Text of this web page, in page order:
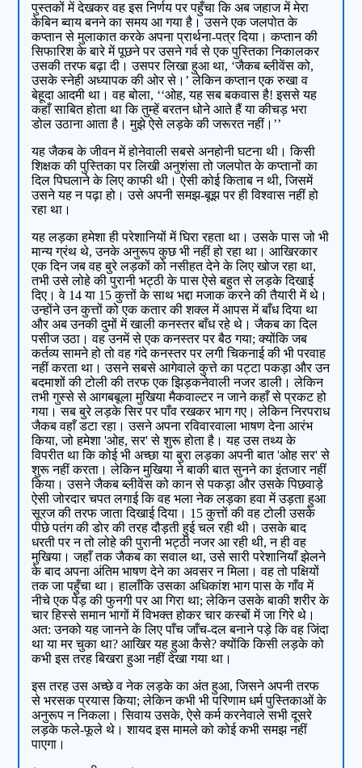
पुस्तकों में देखकर वह इस निर्णय पर पहुँचा कि अब जहाज में मेरा
केबिन ब्वाय बनने का समय आ गया है। उसने एक जलपोत के
कप्तान से मुलाकात करके अपना प्रार्थना-पत्र दिया। कप्तान की
सिफारिश के बारे में पूछने पर उसने गर्व से एक पुस्तिका निकालकर
उसकी तरफ बढ़ा दी। उसपर लिखा हुआ था, ‘जैकब ब्लीवेंस को,
उसके स्नेही अध्यापक की ओर से।’ लेकिन कप्तान एक रुखा व
बेहूदा आदमी था। वह बोला, ‘‘ओह, यह सब बकवास है! इससे यह
कहाँ साबित होता था कि तुम्हें बरतन धोने आते हैं या कीचड़ भरा
डोल उठाना आता है। मुझे ऐसे लड़के की जरूरत नहीं।’’
यह जैकब के जीवन में होनेवाली सबसे अनहोनी घटना थी। किसी
शिक्षक की पुस्तिका पर लिखी अनुशंसा तो जलपोत के कप्तानों का
दिल पिघलाने के लिए काफी थी। ऐसी कोई किताब न थी, जिसमें
उसने यह न पढ़ा हो। उसे अपनी समझ-बूझ पर ही विश्वास नहीं हो
रहा था।
यह लड़का हमेशा ही परेशानियों में घिरा रहता था। उसके पास जो भी
मान्य ग्रंथ थे, उनके अनुरूप कुछ भी नहीं हो रहा था। आखिरकार
एक दिन जब वह बुरे लड़कों को नसीहत देने के लिए खोज रहा था,
तभी उसे लोहे की पुरानी भट्ठी के पास ऐसे बहुत से लड़के दिखाई
दिए। वे 14 या 15 कुत्तों के साथ भद्दा मजाक करने की तैयारी में थे।
उन्होंने उन कुत्तों को एक कतार की शक्ल में आपस में बाँध दिया था
और अब उनकी दुमों में खाली कनस्तर बाँध रहे थे। जैकब का दिल
पसीज उठा। वह उनमें से एक कनस्तर पर बैठ गया; क्योंकि जब
कर्तव्य सामने हो तो वह गंदे कनस्तर पर लगी चिकनाई की भी परवाह
नहीं करता था। उसने सबसे आगेवाले कुत्ते का पट्टा पकड़ा और उन
बदमाशों की टोली की तरफ एक झिड़कनेवाली नजर डाली। लेकिन
तभी गुस्से से आगबबूला मुखिया मैकवाल्टर न जाने कहाँ से प्रकट हो
गया। सब बुरे लड़के सिर पर पाँव रखकर भाग गए। लेकिन निरपराध
जैकब वहाँ डटा रहा। उसने अपना रविवारवाला भाषण देना आरंभ
किया, जो हमेशा 'ओह, सर' से शुरू होता है। यह उस तथ्य के
विपरीत था कि कोई भी अच्छा या बुरा लड़का अपनी बात 'ओह सर' से
शुरू नहीं करता। लेकिन मुखिया ने बाकी बात सुनने का इंतजार नहीं
किया। उसने जैकब ब्लीवेंस को कान से पकड़ा और उसके पिछवाड़े
ऐसी जोरदार चपत लगाई कि वह भला नेक लड़का हवा में उड़ता हुआ
सूरज की तरफ जाता दिखाई दिया। 15 कुत्तों की वह टोली उसके
पीछे पतंग की डोर की तरह दौड़ती हुई चल रही थी। उसके बाद
धरती पर न तो लोहे की पुरानी भट्ठी नजर आ रही थी, न ही वह
मुखिया। जहाँ तक जैकब का सवाल था, उसे सारी परेशानियाँ झेलने
के बाद अपना अंतिम भाषण देने का अवसर न मिला। वह तो पक्षियों
तक जा पहुँचा था। हालाँकि उसका अधिकांश भाग पास के गाँव में
नीचे एक पेड़ की फुनगी पर आ गिरा था; लेकिन उसके बाकी शरीर के
चार हिस्से समान भागों में विभक्त होकर चार कस्बों में जा गिरे थे।
अत: उनको यह जानने के लिए पाँच जाँच-दल बनाने पड़े कि वह जिंदा
था या मर चुका था? आखिर यह हुआ कैसे? क्योंकि किसी लड़के को
कभी इस तरह बिखरा हुआ नहीं देखा गया था।
इस तरह उस अच्छे व नेक लड़के का अंत हुआ, जिसने अपनी तरफ
से भरसक प्रयास किया; लेकिन कभी भी परिणाम धर्म पुस्तिकाओं के
अनुरूप न निकला। सिवाय उसके, ऐसे कर्म करनेवाले सभी दूसरे
लड़के फले-फूले थे। शायद इस मामले को कोई कभी समझ नहीं
पाएगा।